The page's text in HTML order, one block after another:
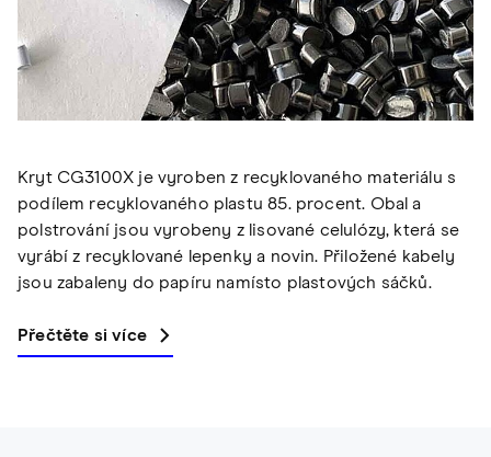
Kryt CG3100X je vyroben z recyklovaného materiálu s
podílem recyklovaného plastu 85. procent. Obal a
polstrování jsou vyrobeny z lisované celulózy, která se
vyrábí z recyklované lepenky a novin. Přiložené kabely
jsou zabaleny do papíru namísto plastových sáčků.
Přečtěte si více